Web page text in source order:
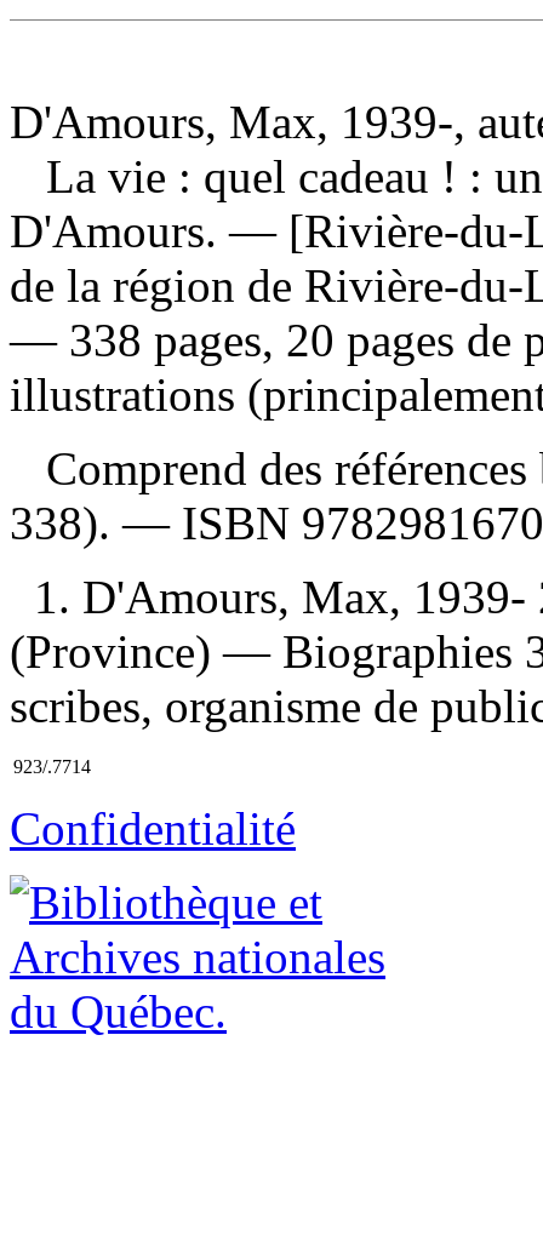
D'Amours, Max, 1939-,
La vie : quel cadeau ! :
D'Amours. — [Rivière-du-
de la région de Rivière-
— 338 pages, 20 pages de
illustrations
Comprend des
338). — ISBN
1. D'Amours, Max,
(Province) — Biographies
scribes, organisme de
923/.7714
Confidentialité